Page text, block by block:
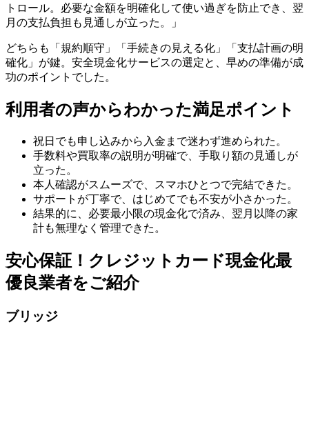
トロール。必要な金額を明確化して使い過ぎを防止でき、翌
月の支払負担も見通しが立った。」
どちらも「規約順守」「手続きの見える化」「支払計画の明
確化」が鍵。安全現金化サービスの選定と、早めの準備が成
功のポイントでした。
利用者の声からわかった満足ポイント
祝日でも申し込みから入金まで迷わず進められた。
手数料や買取率の説明が明確で、手取り額の見通しが
立った。
本人確認がスムーズで、スマホひとつで完結できた。
サポートが丁寧で、はじめてでも不安が小さかった。
結果的に、必要最小限の現金化で済み、翌月以降の家
計も無理なく管理できた。
安心保証！クレジットカード現金化最
優良業者をご紹介
ブリッジ